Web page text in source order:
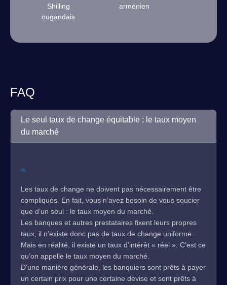
Shilling
ougandais
arménien
FAQ
Le seul taux de change équitable : le taux moyen
du marché
Les taux de change ne doivent pas nécessairement être
compliqués. En fait, vous n’avez besoin de vous soucier
que d’un seul : le taux moyen du marché.
Les banques et autres prestataires fixent leurs propres
taux, il n’existe donc pas de taux de change uniforme.
Mais en réalité, il existe un taux d’intérêt « réel ». C’est ce
qu’on appelle le taux moyen du marché.
D’une manière générale, les banquiers sont prêts à payer
un certain prix pour une certaine devise et sont prêts à